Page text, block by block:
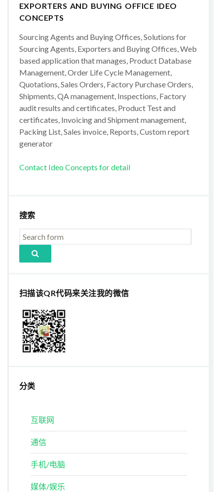
EXPORTERS AND BUYING OFFICE IDEO
CONCEPTS
Sourcing Agents and Buying Offices, Solutions for
Sourcing Agents, Exporters and Buying Offices, Web
based application that manages, Product Database
Management, Order Life Cycle Management,
Quotations, Sales Orders, Factory Purchase Orders,
Shipments, QA management, Inspections, Factory
audit results and certificates, Product Test and
certificates, Invoicing and Shipment management,
Packing List, Sales invoice, Reports, Custom report
generator
Contact Ideo Concepts for detail
搜索
扫描该QR代码来关注我的微信
分类
互联网
通信
手机/电脑
媒体/娱乐